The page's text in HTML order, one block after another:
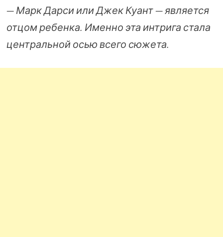
— Марк Дарси или Джек Куант — является
отцом ребенка. Именно эта интрига стала
центральной осью всего сюжета.